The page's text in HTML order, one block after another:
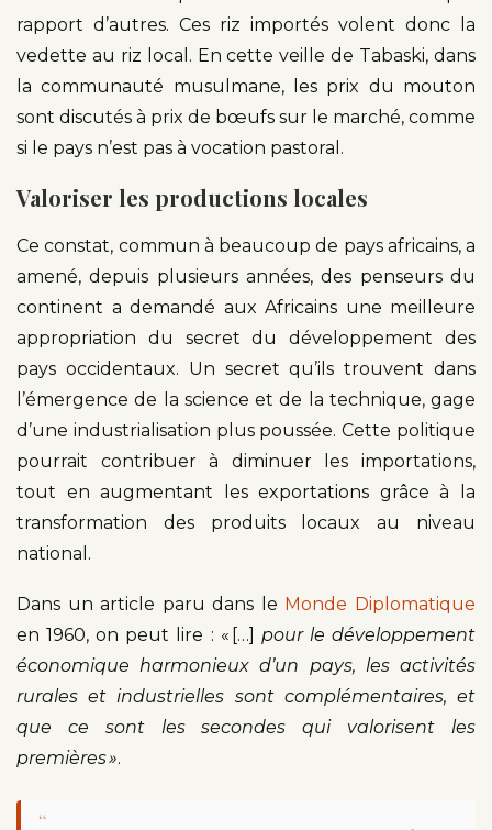
rapport d’autres. Ces riz importés volent donc la
vedette au riz local. En cette veille de Tabaski, dans
la communauté musulmane, les prix du mouton
sont discutés à prix de bœufs sur le marché, comme
si le pays n’est pas à vocation pastoral.
Valoriser les productions locales
Ce constat, commun à beaucoup de pays africains, a
amené, depuis plusieurs années, des penseurs du
continent a demandé aux Africains une meilleure
appropriation du secret du développement des
pays occidentaux. Un secret qu’ils trouvent dans
l’émergence de la science et de la technique, gage
d’une industrialisation plus poussée. Cette politique
pourrait contribuer à diminuer les importations,
tout en augmentant les exportations grâce à la
transformation des produits locaux au niveau
national.
Dans un article paru dans le Monde Diplomatique
en 1960, on peut lire : « […] pour le développement
économique harmonieux d’un pays, les activités
rurales et industrielles sont complémentaires, et
que ce sont les secondes qui valorisent les
premières ».
“